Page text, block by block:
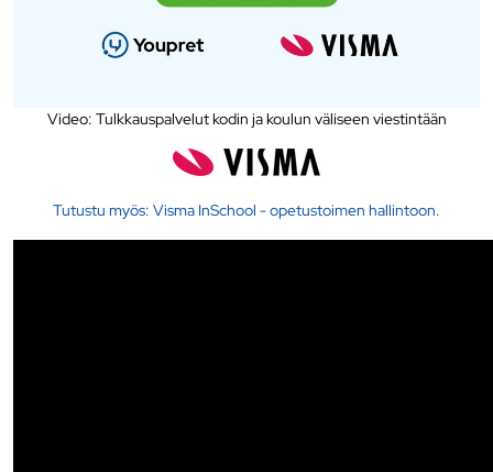
Video: Tulkkauspalvelut kodin ja koulun väliseen viestintään
Tutustu myös: Visma InSchool - opetustoimen hallintoon.